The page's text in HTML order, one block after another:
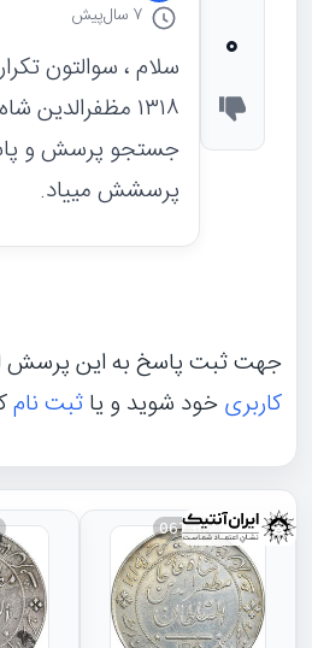
0
7 سال پیش
سلام ، سوالتون
۱۳۱۸
جستجو پرسش و
پرسشش مییاد.
جهت ثبت پاسخ به این پرسش
کاربریخود شوید و یاثبت نام
067302